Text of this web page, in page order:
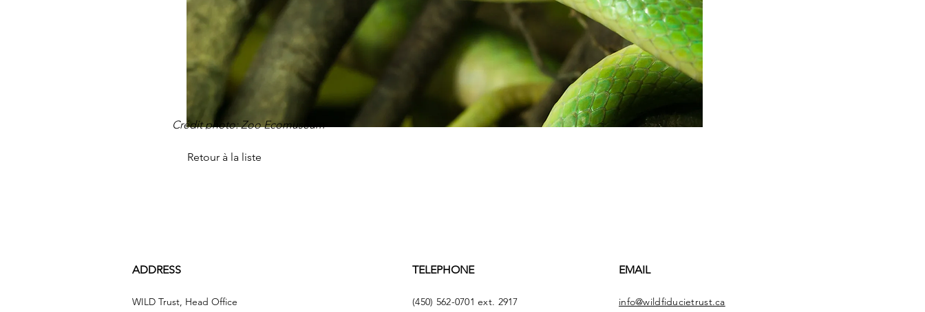
Crédit photo: Zoo Ecomuseum
Retour à la liste
ADDRESS
WILD Trust, Head Office
TELEPHONE
(450) 562-0701 ext. 2917
EMAIL
info@wildfiducietrust.ca